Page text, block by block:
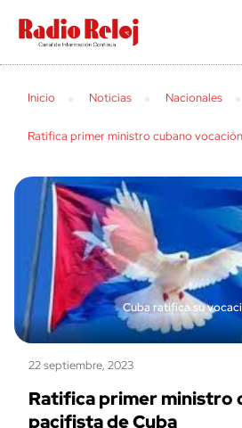
cerrar
Inicio Noticias Nacionales
Ratifica primer ministro cubano
Cuba ratifica su
22 septiembre, 2023
Ratifica primer ministro
pacifista de Cuba